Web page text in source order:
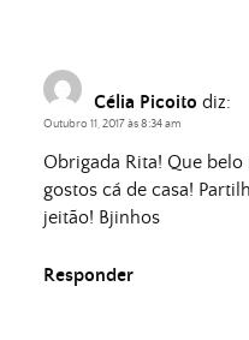
Célia Picoito diz:
Outubro 11, 2017 às 8:34 am
Obrigada Rita! Que
gostos cá de casa!
jeitão! Bjinhos
Responder